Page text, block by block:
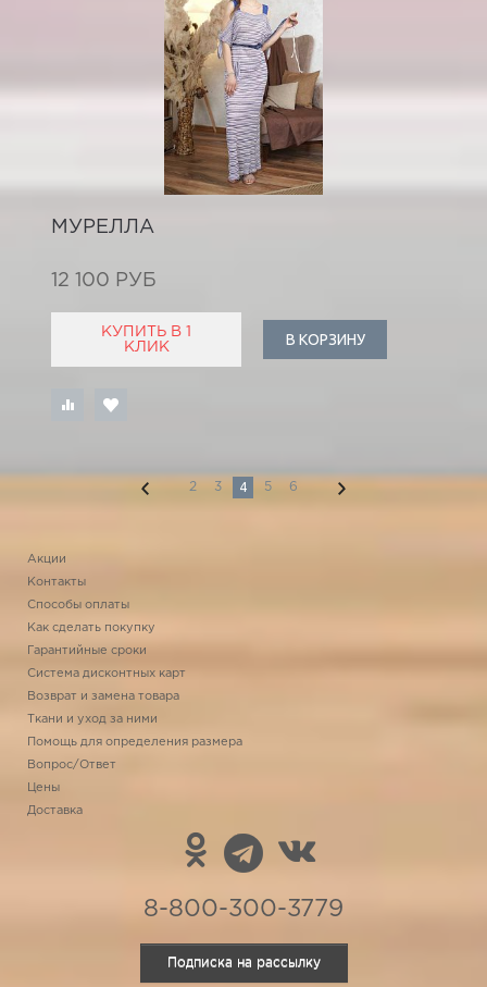
МУРЕЛЛА
12 100 РУБ
КУПИТЬ В 1
КЛИК
В КОРЗИНУ
2 3 4 5 6
Акции
Контакты
Способы оплаты
Как сделать покупку
Гарантийные сроки
Система дисконтных карт
Возврат и замена товара
Ткани и уход за ними
Помощь для определения размера
Вопрос/Ответ
Цены
Доставка
8-800-300-3779
Подписка на рассылку